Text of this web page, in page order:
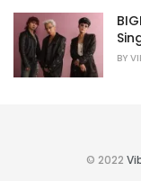
BY
© 2022